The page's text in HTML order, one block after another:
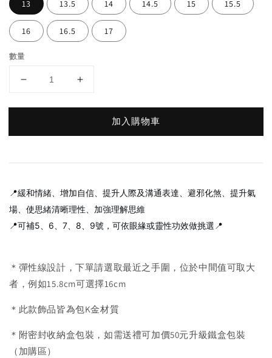
13 13.5 14 14.5 15 15.5
16 16.5 17
數量
加入購物車
📍緩和情緒、增加自信、提升人際及溝通表達、避邪化煞、提升氣
場、使思緒清晰理性、加強理解思維
📍可補5、6、7、8、9號，可依眼緣或靈性功效做挑選📍
＊彈性線設計，下單請選取最近之手圍，位於中間值可取大
者，例如15.8cm可選擇16cm
＊此款飾品皆為包K金材質
＊附密封收納盒包裝，如需送禮可加價50元升級鐵盒包裝
（加購區）